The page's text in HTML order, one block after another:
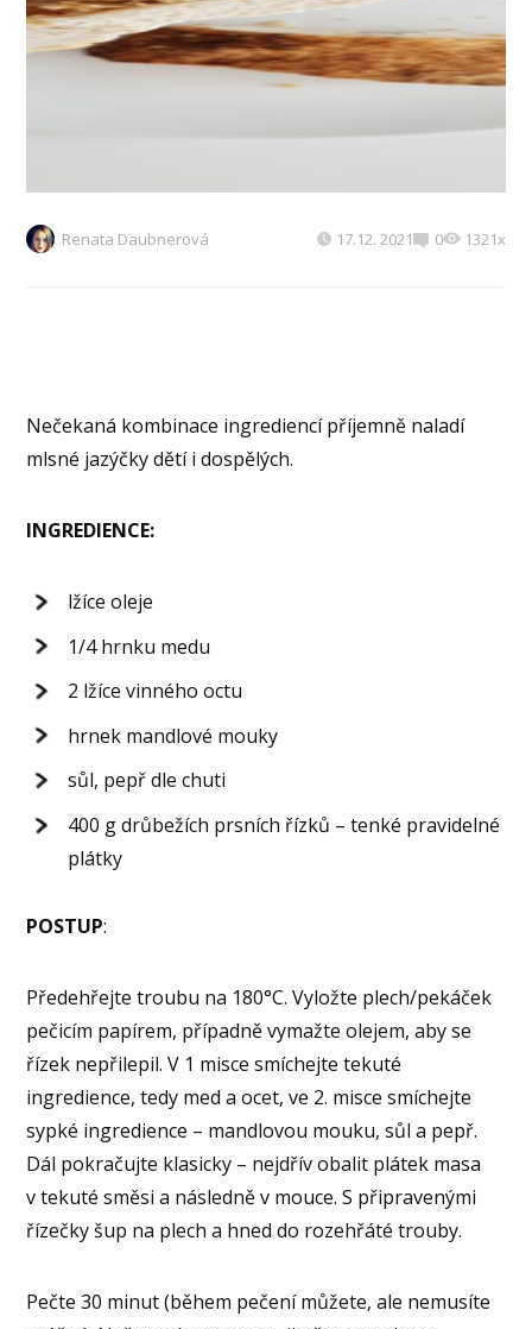
Renata Daubnerová 17.12. 2021 0 1321x
Nečekaná kombinace ingrediencí příjemně naladí
mlsné jazýčky dětí i dospělých.
INGREDIENCE:
lžíce oleje
1/4 hrnku medu
2 lžíce vinného octu
hrnek mandlové mouky
sůl, pepř dle chuti
400 g drůbežích prsních řízků – tenké pravidelné
plátky
POSTUP:
Předehřejte troubu na 180°C. Vyložte plech/pekáček
pečicím papírem, případně vymažte olejem, aby se
řízek nepřilepil. V 1 misce smíchejte tekuté
ingredience, tedy med a ocet, ve 2. misce smíchejte
sypké ingredience – mandlovou mouku, sůl a pepř.
Dál pokračujte klasicky – nejdřív obalit plátek masa
v tekuté směsi a následně v mouce. S připravenými
řízečky šup na plech a hned do rozehřáté trouby.
Pečte 30 minut (během pečení můžete, ale nemusíte